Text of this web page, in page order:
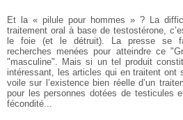
Et la « pilule pour hommes » ? La
traitement oral à base de testostérone,
le foie (et le détruit). La presse se
recherches menées pour atteindre ce
"masculine". Mais si un tel produit
intéressant, les articles qui en traitent ont
voile sur l’existence bien réelle d’un
pour les personnes dotées de testicules
fécondité...